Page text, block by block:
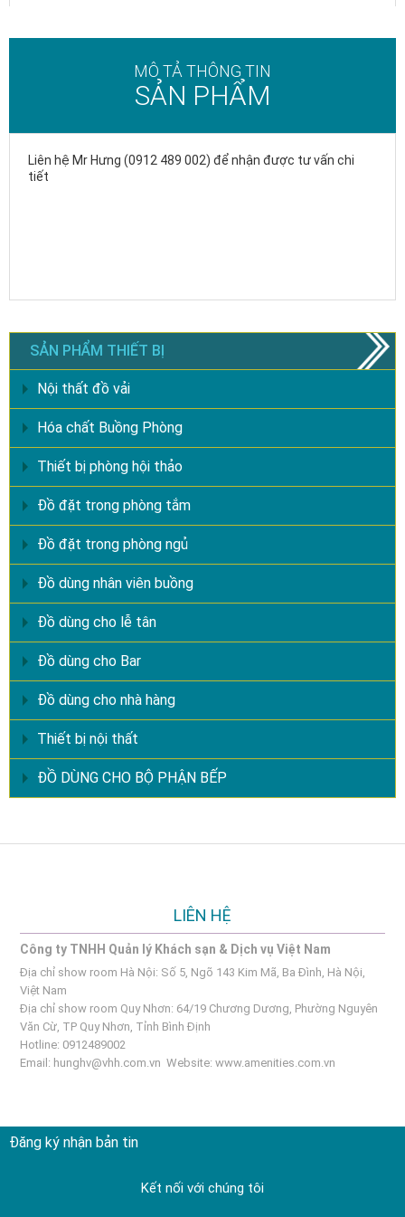
MÔ TẢ THÔNG TIN
SẢN PHẨM
Liên hệ Mr Hưng (0912 489 002) để nhận được tư vấn chi
tiết
SẢN PHẨM THIẾT BỊ
Nội thất đồ vải
Hóa chất Buồng Phòng
Thiết bị phòng hội thảo
Đồ đặt trong phòng tắm
Đồ đặt trong phòng ngủ
Đồ dùng nhân viên buồng
Đồ dùng cho lễ tân
Đồ dùng cho Bar
Đồ dùng cho nhà hàng
Thiết bị nội thất
ĐỒ DÙNG CHO BỘ PHẬN BẾP
LIÊN HỆ
Công ty TNHH Quản lý Khách sạn & Dịch vụ Việt Nam
Địa chỉ show room Hà Nội: Số 5, Ngõ 143 Kim Mã, Ba Đình, Hà Nội,
Việt Nam
Địa chỉ show room Quy Nhơn: 64/19 Chương Dương, Phường Nguyên
Văn Cừ, TP Quy Nhơn, Tỉnh Bình Định
Hotline: 0912489002
Email: hunghv@vhh.com.vn Website:www.amenities.com.vn
Đăng ký nhận bản tin
Kết nối với chúng tôi